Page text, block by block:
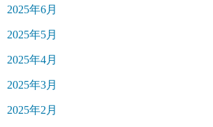
2025年6月
2025年5月
2025年4月
2025年3月
2025年2月